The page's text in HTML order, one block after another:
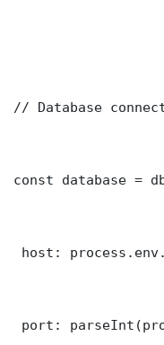
// Database
const database =
host:
port: